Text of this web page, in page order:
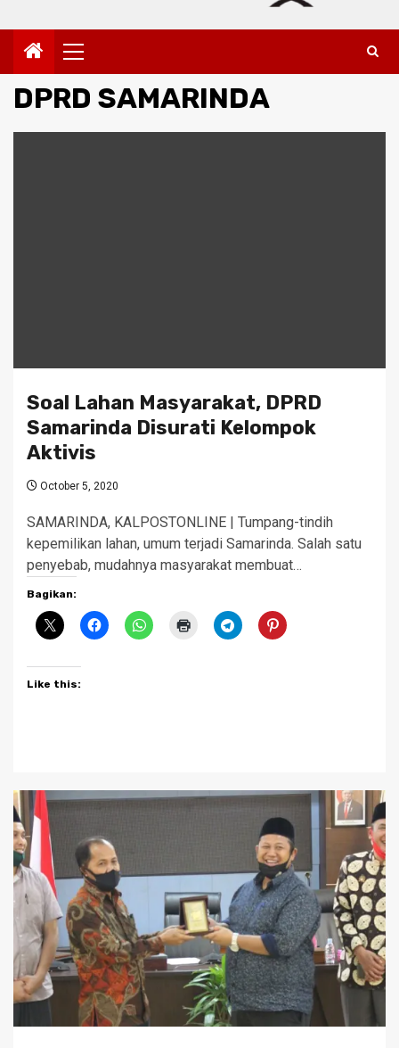
Primary
Menu
DPRD SAMARINDA
Soal Lahan Masyarakat, DPRD
Samarinda Disurati Kelompok
Aktivis
October 5, 2020
SAMARINDA, KALPOSTONLINE | Tumpang-tindih
kepemilikan lahan, umum terjadi Samarinda. Salah satu
penyebab, mudahnya masyarakat membuat…
Bagikan:
Like this: